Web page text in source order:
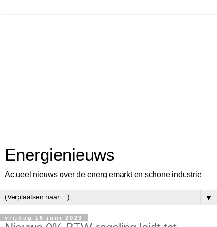
Energienieuws
Actueel nieuws over de energiemarkt en schone industrie
▼
vrijdag 16 juni 2023